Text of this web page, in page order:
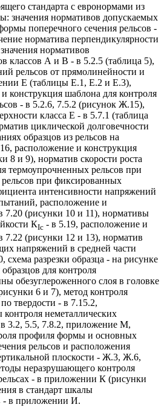
стандарта с евронормами из
значения нормативов допускаемых
поперечного сечения рельсов -
норматива перпендикулярности
нормативов
классов А и В - в 5.2.5 (таблица 5),
рельсов от прямолинейности и
Е (таблицы Е.1, Е.2 и Е.3),
конструкция шаблона для контроля
- в 5.2.6, 7.5.2 (рисунок Ж.15),
класса Е - в 5.7.1 (таблица
циклической долговечности
образцов из рельсов на
расположение и конструкция
8 и 9), норматив скорости роста
термоупрочненных рельсов при
при фиксированных
интенсивности напряжений
расположение и
7.20 (рисунки 10 и 11), нормативы
КIc - в 5.19, расположение и
7.22 (рисунки 12 и 13), норматив
напряжений в средней части
разрезки образца - на рисунке
для контроля
обезуглероженного слоя в головке
6 и 7), метод контроля
твердости - в 7.15.2,
неметаллических
3.2, 5.5, 7.8.2, приложение М,
профиля формы и основных
рельсов и расположения
плоскости - Ж.3, Ж.6,
неразрушающего контроля
- в приложении К (рисунки
в стандарт шкалы
- в приложении И.